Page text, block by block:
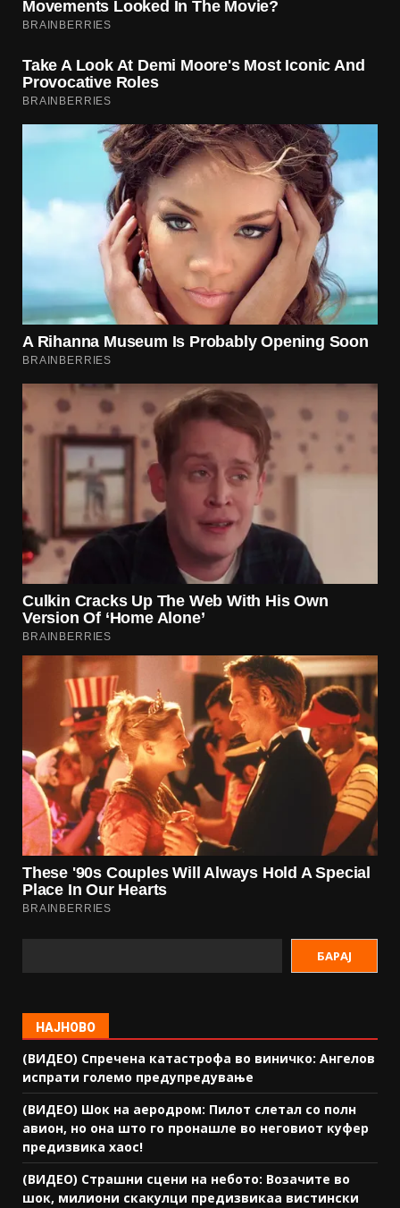
БАРАЈ
НАЈНОВО
(ВИДЕО) Спречена катастрофа во виничко: Ангелов
испрати големо предупредување
(ВИДЕО) Шок на аеродром: Пилот слетал со полн
авион, но она што го пронашле во неговиот куфер
предизвика хаос!
(ВИДЕО) Страшни сцени на небото: Возачите во
шок, милиони скакулци предизвикаа вистински